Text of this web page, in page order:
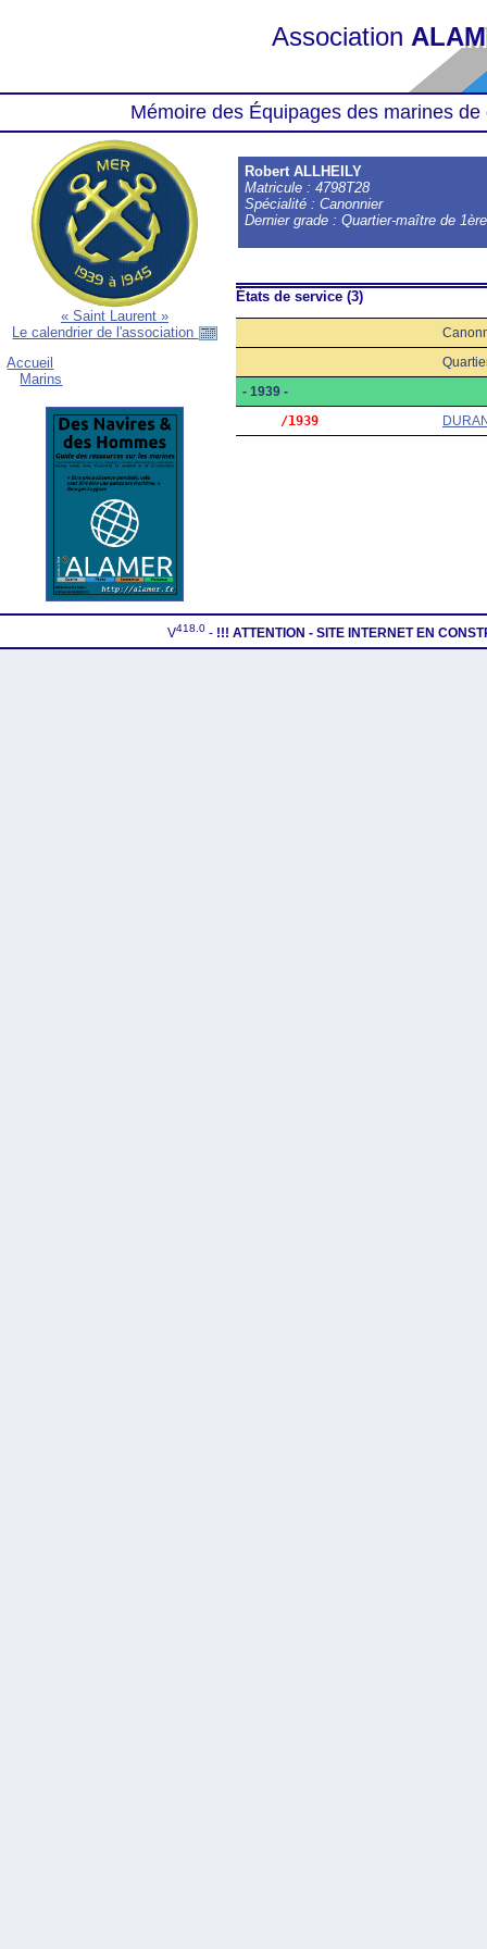
Association
Mémoire des Équipages des marines
« Saint Laurent »
Le calendrier de l'association
Accueil
Marins
Robert ALLHEILY
Matricule : 4798T28
Spécialité : Canonnier
Dernier grade : Quartier-maître de
États de service (3)
- 1939 -
     /1939
V418.0 - !!! ATTENTION - SITE INTERNET EN